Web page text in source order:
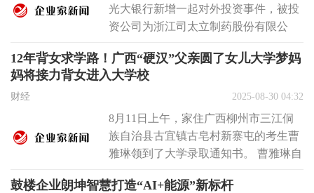
光大银行新增一起对外投资事件，被投
资公司为浙江司太立制药股份有限公
2.42...
12年背女求学路！广西“硬汉”父亲圆了女儿大学梦妈
妈将接力背女进入大学校
财经 2025-08-30 04:32
8月11日上午，家住广西柳州市三江侗
族自治县古宜镇古皂村新寨屯的考生曹
雅琳领到了大学录取通知书。 曹雅琳自
鼓楼企业朗坤智慧打造“AI+能源”新标杆